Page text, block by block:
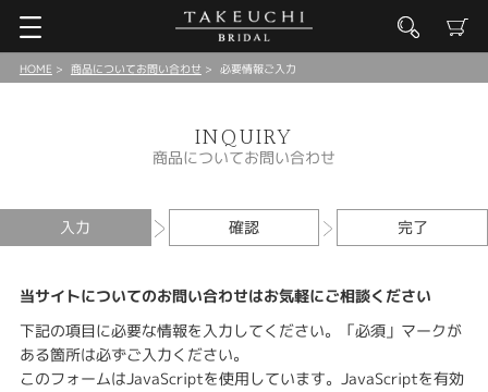
HOME 商品についてお問い合わせ 必要情報ご入力
INQUIRY
商品についてお問い合わせ
入力 確認 完了
当サイトについてのお問い合わせはお気軽にご相談ください
下記の項目に必要な情報を入力してください。「必須」マークが
ある箇所は必ずご入力ください。
このフォームはJavaScriptを使用しています。JavaScriptを有効